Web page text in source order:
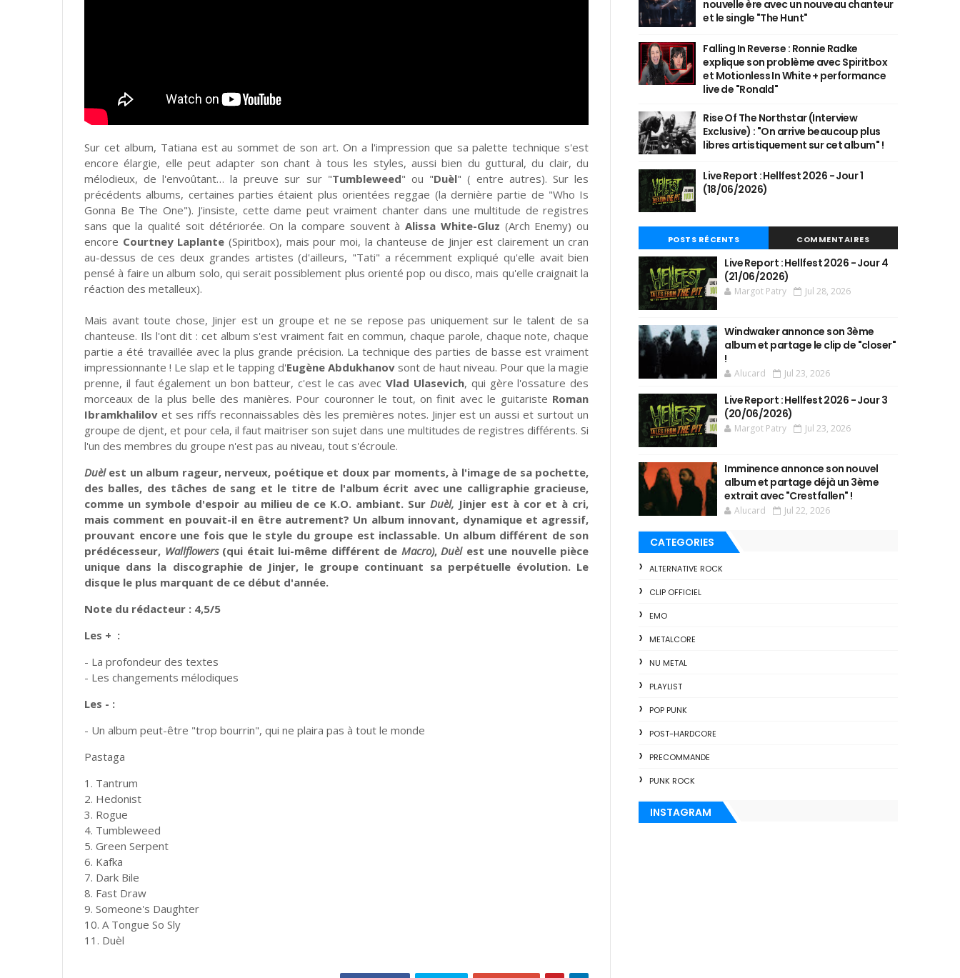
Sur cet album, Tatiana est au sommet de son art. On a l'impression que sa palette technique s'est
encore élargie, elle peut adapter son chant à tous les styles, aussi bien du guttural, du clair, du
mélodieux, de l'envoûtant… la preuve sur sur "Tumbleweed" ou "Duèl" ( entre autres). Sur les
précédents albums, certaines parties étaient plus orientées reggae (la dernière partie de "Who Is
Gonna Be The One"). J'insiste, cette dame peut vraiment chanter dans une multitude de registres
sans que la qualité soit détériorée. On la compare souvent àAlissa White-Gluz (Arch Enemy) ou
encore Courtney Laplante (Spiritbox), mais pour moi, la chanteuse de Jinjer est clairement un cran
au-dessus de ces deux grandes artistes (d'ailleurs, "Tati" a récemment expliqué qu'elle avait bien
pensé à faire un album solo, qui serait possiblement plus orienté pop ou disco, mais qu'elle craignait la
réaction des metalleux).
Mais avant toute chose, Jinjer est un groupe et ne se repose pas uniquement sur le talent de sa
chanteuse. Ils l'ont dit : cet album s'est vraiment fait en commun, chaque parole, chaque note, chaque
partie a été travaillée avec la plus grande précision. La technique des parties de basse est vraiment
impressionnante ! Le slap et le tapping d'Eugène Abdukhanov sont de haut niveau. Pour que la magie
prenne, il faut également un bon batteur, c'est le cas avecVlad Ulasevich, qui gère l'ossature des
morceaux de la plus belle des manières. Pour couronner le tout, on finit avec le guitariste Roman
Ibramkhalilov et ses riffs reconnaissables dès les premières notes. Jinjer est un aussi et surtout un
groupe de djent, et pour cela, il faut maitriser son sujet dans une multitudes de registres différents. Si
l'un des membres du groupe n'est pas au niveau, tout s'écroule.
Duèl est un album rageur, nerveux, poétique et doux par moments, à l'image de sa pochette,
des balles, des tâches de sang et le titre de l'album écrit avec une calligraphie gracieuse,
comme un symbole d'espoir au milieu de ce K.O. ambiant. Sur Duèl, Jinjer est à cor et à cri,
mais comment en pouvait-il en être autrement? Un album innovant, dynamique et agressif,
prouvant encore une fois que le style du groupe est inclassable. Un album différent de son
prédécesseur, Wallflowers(qui était lui-même différent de Macro),Duèlest une nouvelle pièce
unique dans la discographie de Jinjer, le groupe continuant sa perpétuelle évolution. Le
disque le plus marquant de ce début d'année.
Note du rédacteur : 4,5/5
Les + :
- La profondeur des textes
- Les changements mélodiques
Les - :
- Un album peut-être "trop bourrin", qui ne plaira pas à tout le monde
Pastaga
1. Tantrum
2. Hedonist
3. Rogue
4. Tumbleweed
5. Green Serpent
6. Kafka
7. Dark Bile
8. Fast Draw
9. Someone's Daughter
10. A Tongue So Sly
11. Duèl
nouvelle ère avec un nouveau chanteur
et le single "The Hunt"
Falling In Reverse : Ronnie Radke
explique son problème avec Spiritbox
et Motionless In White + performance
live de "Ronald"
Rise Of The Northstar (Interview
Exclusive) : "On arrive beaucoup plus
libres artistiquement sur cet album" !
Live Report : Hellfest 2026 - Jour 1
(18/06/2026)
POSTS RÉCENTS COMMENTAIRES
Live Report : Hellfest 2026 - Jour 4
(21/06/2026)
Margot Patry Jul 28, 2026
Windwaker annonce son 3ème
album et partage le clip de "closer"
!
Alucard Jul 23, 2026
Live Report : Hellfest 2026 - Jour 3
(20/06/2026)
Margot Patry Jul 23, 2026
Imminence annonce son nouvel
album et partage déjà un 3ème
extrait avec "Crestfallen" !
Alucard Jul 22, 2026
CATEGORIES
ALTERNATIVE ROCK
CLIP OFFICIEL
EMO
METALCORE
NU METAL
PLAYLIST
POP PUNK
POST-HARDCORE
PRECOMMANDE
PUNK ROCK
INSTAGRAM